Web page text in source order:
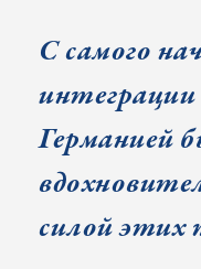
С самого
Германией
силой этих